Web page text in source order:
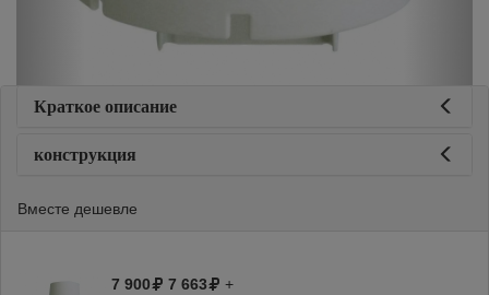
Краткое описание
конструкция
Вместе дешевле
7 900 7 663 +